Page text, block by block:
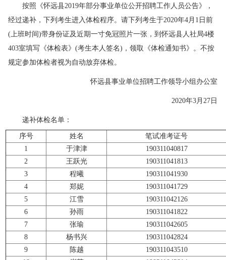
按照《怀远县2019年部分事业单位公开招聘工作人员公告》，
经过递补，下列考生进入体检程序。请下列考生于2020年4月1日前
(上班时间)带身份证及近期一寸免冠照片一张，到怀远县人社局4楼
403室填写《体检表》(考生本人签名)，领取《体检通知书》。不按
规定参加体检者视为自动放弃体检。
怀远县事业单位招聘工作领导小组办公室
2020年3月27日
递补体检名单：
序号 姓名
笔试准考证号
1
于津津
190311040817
2
王跃光
190311041813
3
程曦
190311041930
4
郑妮
190311041729
5
江雪
190311042126
6
孙雨
190311041822
7
张瑜
190311042605
8
杨书兴
190311042824
9
陈越
190311043510